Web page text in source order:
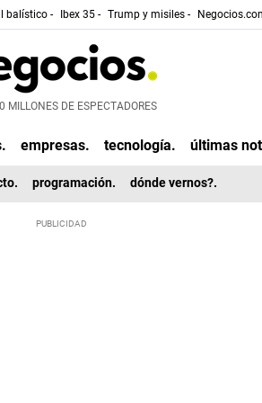
balístico - Ibex 35 - Trump y misiles -
MILLONES DE ESPECTADORES
empresas. tecnología. últimas
programación. dónde vernos?.